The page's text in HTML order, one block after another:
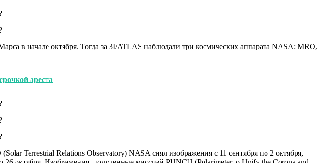
в начале октября. Тогда за 3I/ATLAS наблюдали три космических аппарата NASA: MRO,
ареста
Terrestrial Relations Observatory) NASA снял изображения с 11 сентября по 2 октября,